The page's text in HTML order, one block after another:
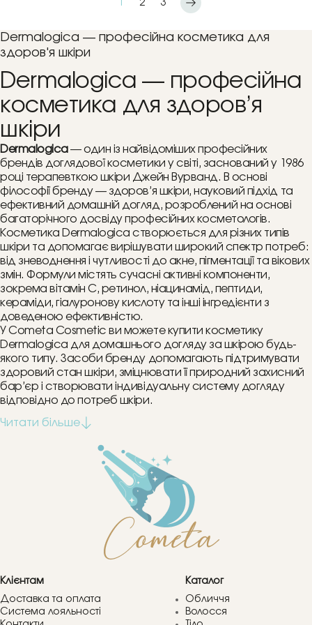
Dermalogica — професійна косметика для
здоров'я шкіри
Dermalogica — професійна
косметика для здоров’я
шкіри
Dermalogica— один із найвідоміших професійних
брендів доглядової косметики у світі, заснований у 1986
році терапевткою шкіри Джейн Вурванд. В основі
філософії бренду — здоров’я шкіри, науковий підхід та
ефективний домашній догляд, розроблений на основі
багаторічного досвіду професійних косметологів.
Косметика Dermalogica створюється для різних типів
шкіри та допомагає вирішувати широкий спектр потреб:
від зневоднення і чутливості до акне, пігментації та вікових
змін. Формули містять сучасні активні компоненти,
зокрема вітамін С, ретинол, ніацинамід, пептиди,
кераміди, гіалуронову кислоту та інші інгредієнти з
доведеною ефективністю.
У Cometa Cosmetic ви можете купити косметику
Dermalogica для домашнього догляду за шкірою будь-
якого типу. Засоби бренду допомагають підтримувати
здоровий стан шкіри, зміцнювати її природний захисний
бар’єр і створювати індивідуальну систему догляду
відповідно до потреб шкіри.
2 3
Клієнтам
Доставка та оплата
Система лояльності
Каталог
Обличчя
Волосся